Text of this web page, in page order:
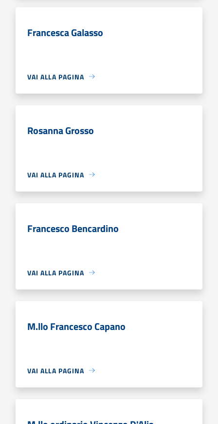
Francesca Galasso
VAI ALLA PAGINA
Rosanna Grosso
VAI ALLA PAGINA
Francesco Bencardino
VAI ALLA PAGINA
M.llo Francesco Capano
VAI ALLA PAGINA